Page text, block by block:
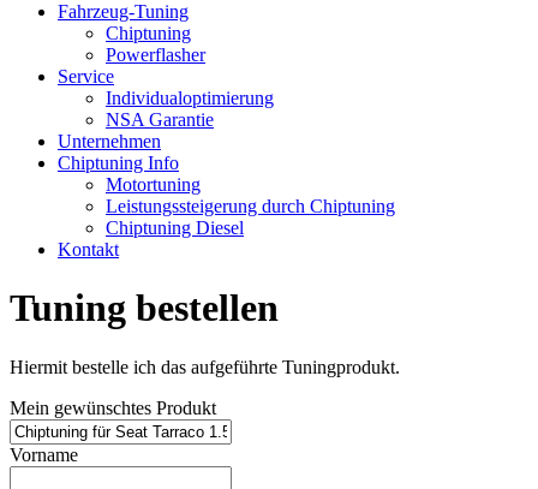
Fahrzeug-Tuning
Chiptuning
Powerflasher
Service
Individualoptimierung
NSA Garantie
Unternehmen
Chiptuning Info
Motortuning
Leistungssteigerung durch Chiptuning
Chiptuning Diesel
Kontakt
Tuning bestellen
Hiermit bestelle ich das aufgeführte Tuningprodukt.
Mein gewünschtes Produkt
Vorname